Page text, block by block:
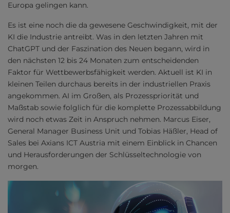
Europa gelingen kann.
Es ist eine noch die da gewesene Geschwindigkeit, mit der
KI die Industrie antreibt. Was in den letzten Jahren mit
ChatGPT und der Faszination des Neuen begann, wird in
den nächsten 12 bis 24 Monaten zum entscheidenden
Faktor für Wettbewerbsfähigkeit werden. Aktuell ist KI in
kleinen Teilen durchaus bereits in der industriellen Praxis
angekommen. AI im Großen, als Prozesspriorität und
Maßstab sowie folglich für die komplette Prozessabbildung
wird noch etwas Zeit in Anspruch nehmen. Marcus Eiser,
General Manager Business Unit und Tobias Häßler, Head of
Sales bei Axians ICT Austria mit einem Einblick in Chancen
und Herausforderungen der Schlüsseltechnologie von
morgen.